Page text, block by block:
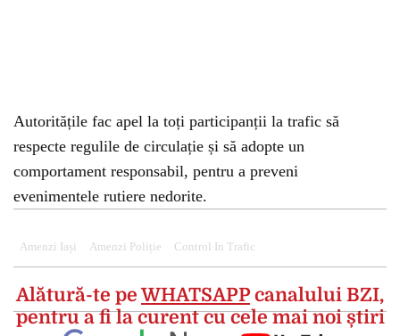
Autoritățile fac apel la toți participanții la trafic să
respecte regulile de circulație și să adopte un
comportament responsabil, pentru a preveni
evenimentele rutiere nedorite.
Amenzi Iași Amenzi Poliție Control In Trafic
Alătură-te peWHATSAPPcanalului BZI,
pentru a fi la curent cu cele mai noi știri